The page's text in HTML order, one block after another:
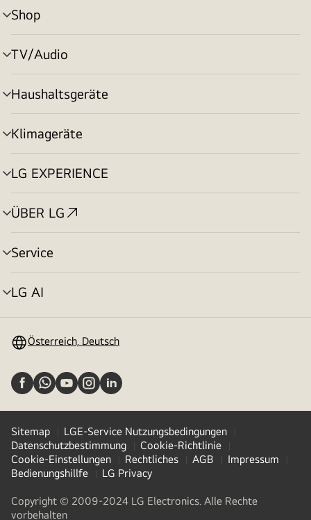
Shop
Menü
umschalten
TV/Audio
Menü
umschalten
Haushaltsgeräte
Menü
umschalten
Klimageräte
Menü
umschalten
LG EXPERIENCE
Menü
umschalten
ÜBER LG
Menü
umschalten
Service
Menü
umschalten
LG AI
Menü
Österreich, Deutsch
Sitemap
LGE-Service Nutzungsbedingungen
Datenschutzbestimmung
Cookie-Richtlinie
Cookie-Einstellungen
Rechtliches AGB
Impressum
Bedienungshillfe
LG Privacy
Copyright © 2009-2024 LG Electronics. Alle Rechte
vorbehalten